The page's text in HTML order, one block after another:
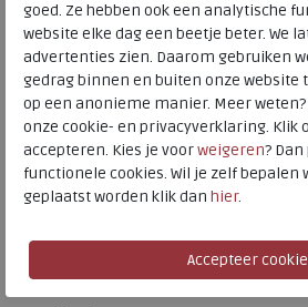
Solidus
Toon alles van
Solidus
Naar alleveterboots
Hakhoogte
2.00 cm
goed. Ze hebben ook een analytische
website elke dag een beetje beter. We
advertenties zien. Daarom gebruiken
gedrag binnen en buiten onze website
op een anonieme manier. Meer weten?
onze cookie- en privacyverklaring. Klik
accepteren. Kies je voorweigeren?
functionele cookies. Wil je zelf bepalen
geplaatst worden klik dan hier.